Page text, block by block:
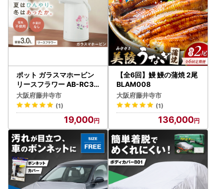
ポット ガラスマホービン
リースフラワー AB-RC30
ポット BLAA006
大阪府藤井寺市
(1)
19,000
【全6回】鰻 鰻の蒲焼 2尾
BLAM008
大阪府藤井寺市
(1)
136,000